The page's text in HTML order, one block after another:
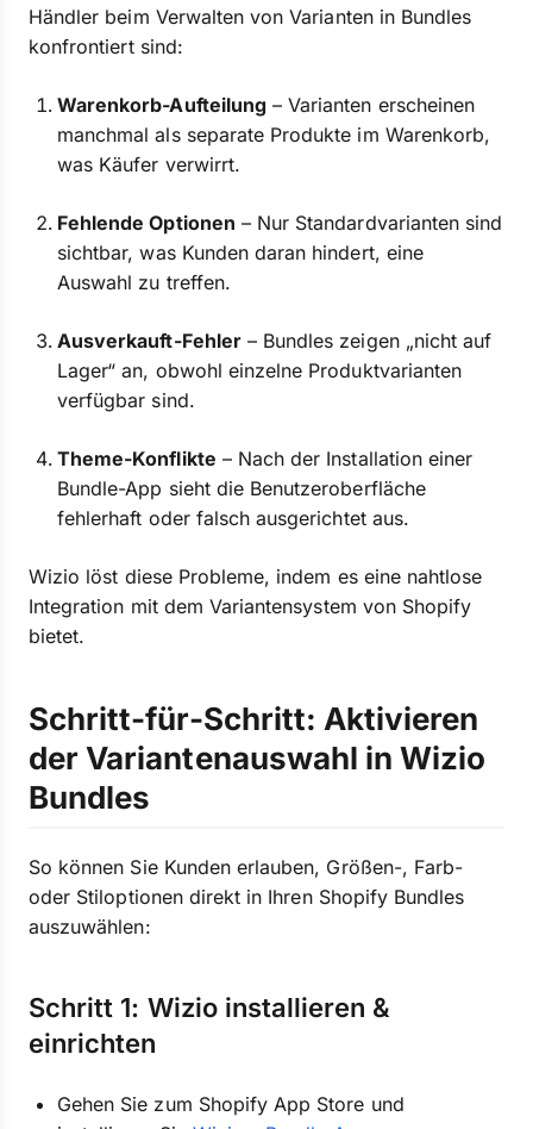
Händler beim Verwalten von Varianten in Bundles
konfrontiert sind:
Warenkorb-Aufteilung– Varianten erscheinen
manchmal als separate Produkte im Warenkorb,
was Käufer verwirrt.
Fehlende Optionen – Nur Standardvarianten sind
sichtbar, was Kunden daran hindert, eine
Auswahl zu treffen.
Ausverkauft-Fehler– Bundles zeigen „nicht auf
Lager“ an, obwohl einzelne Produktvarianten
verfügbar sind.
Theme-Konflikte – Nach der Installation einer
Bundle-App sieht die Benutzeroberfläche
fehlerhaft oder falsch ausgerichtet aus.
Wizio löst diese Probleme, indem es eine nahtlose
Integration mit dem Variantensystem von Shopify
bietet.
Schritt-für-Schritt: Aktivieren
der Variantenauswahl in Wizio
Bundles
So können Sie Kunden erlauben, Größen-, Farb-
oder Stiloptionen direkt in Ihren Shopify Bundles
auszuwählen:
Schritt 1: Wizio installieren &
einrichten
Gehen Sie zum Shopify App Store und